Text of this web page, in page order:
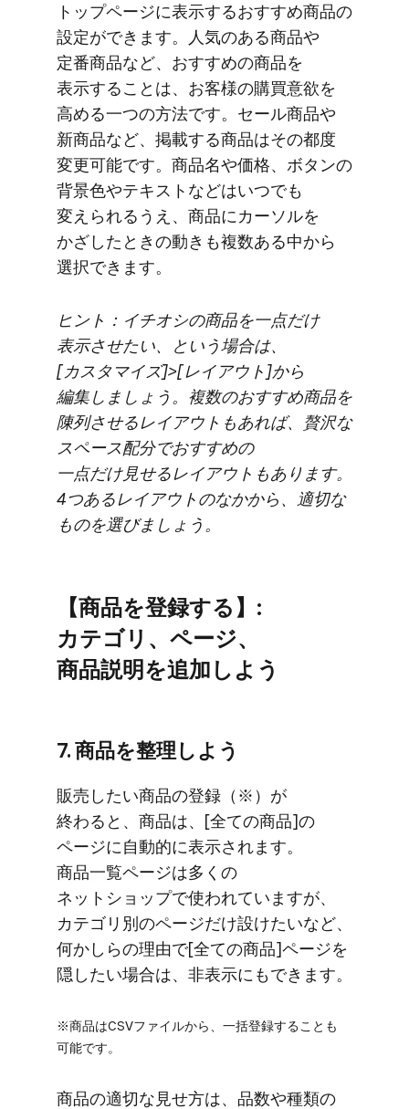
トップページに​表示する​おすすめ商品の​
設定が​できます。​人気の​ある​商品や​
定番商品など、​おすすめの​商品を​
表示する​ことは、​お客様の​購買意欲を​
高める​一つの​方法です。​セール商品や​
新商品など、​掲載する​商品は​その​都度​
変更可能です。​商品名や​価格、​ボタンの​
背景色や​テキストなどは​いつでも​
変えられる​うえ、​商品に​カーソルを​
かざした​ときの​動きも​複数ある​中から​
選択できます。
ヒント：イチオシの​商品を​一点だけ​
表示させたい、と​いう​場合は、​
[カスタマイズ]>[レイアウト]から​
編集しましょう。​複数の​おすすめ商品を​
陳列させる​レイアウトも​あれば、​贅沢な​
スペース配分で​おすすめの​
一点だけ見せる​レイアウトも​あります。​
4つある​レイアウトの​なかから、​適切な​
ものを​選びましょう。
【商品を​登録する​】:
カテゴリ、​ページ、​
商品説明を​追加しよう
7. 商品を​整理しよう
販売したい​商品の​登録​（※）が​
終わると、​商品は、​[全ての​商品]の​
ページに​自動的に​表示されます。​
商品一覧ページは​多くの​
ネットショップで​使われていますが、​
カテゴリ別の​ページだけ設けたいなど、​
何かしらの​理由で​[全ての​商品]ページを​
隠したい​場合は、​非表示にも​できます。
※商品は​CSVファイルから、​一括登録する​ことも​
可能です。
商品の​適切な​見せ方は、​品数や​種類の​